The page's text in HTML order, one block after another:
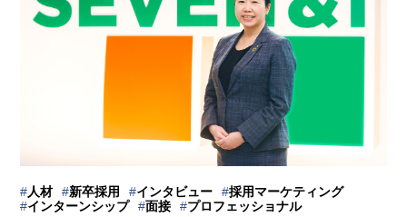
#人材 #新卒採用 #インタビュー #採用マーケティング
#インターンシップ #面接 #プロフェッショナル